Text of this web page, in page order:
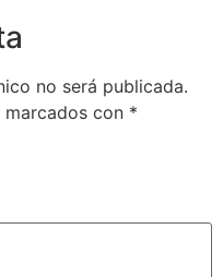
no será publicada.
con *